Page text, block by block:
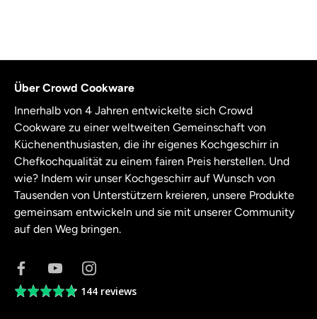
Über Crowd Cookware
Innerhalb von 4 Jahren entwickelte sich Crowd
Cookware zu einer weltweiten Gemeinschaft von
Küchenenthusiasten, die ihr eigenes Kochgeschirr in
Chefkochqualität zu einem fairen Preis herstellen. Und
wie? Indem wir unser Kochgeschirr auf Wunsch von
Tausenden von Unterstützern kreieren, unsere Produkte
gemeinsam entwickeln und sie mit unserer Community
auf den Weg bringen.
Average144 reviews